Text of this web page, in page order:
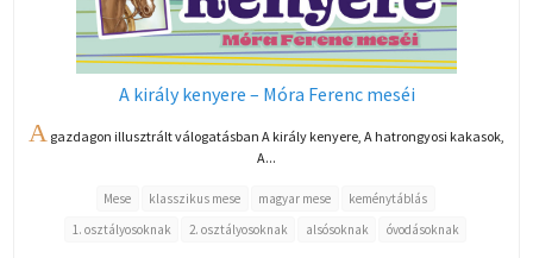
A király kenyere – Móra Ferenc meséi
A gazdagon illusztrált válogatásban A király kenyere, A hatrongyosi kakasok,
A...
Mese klasszikus mese magyar mese
keménytáblás
1. osztályosoknak
2. osztályosoknak alsósoknak óvodásoknak